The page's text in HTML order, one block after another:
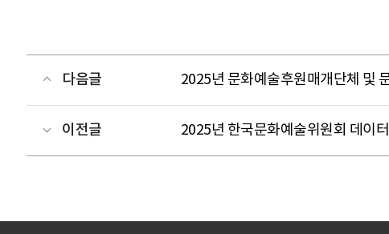
다음글 2025년 문화예술후원매개단체 및
이전글 2025년 한국문화예술위원회 데이